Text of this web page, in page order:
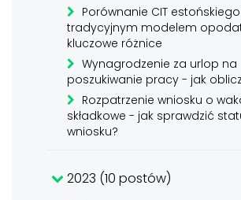
Porównanie CIT
tradycyjnym modelem
kluczowe różnice
Wynagrodzenie za urlop na
poszukiwanie pracy - jak
Rozpatrzenie wniosku o
składkowe - jak sprawdzić
wniosku?
2023 (10 postów)